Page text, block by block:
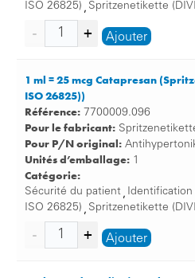
ISO 26825) , Spritzenetikette
Ajouter
1 ml = 25 mcg Catapresan
ISO 26825))
Référence: 7700009.096
Pour le fabricant:
Pour P/N original:
Unités d’emballage: 1
Catégorie:
Sécurité du patient , Identification
ISO 26825) , Spritzenetikette
Ajouter